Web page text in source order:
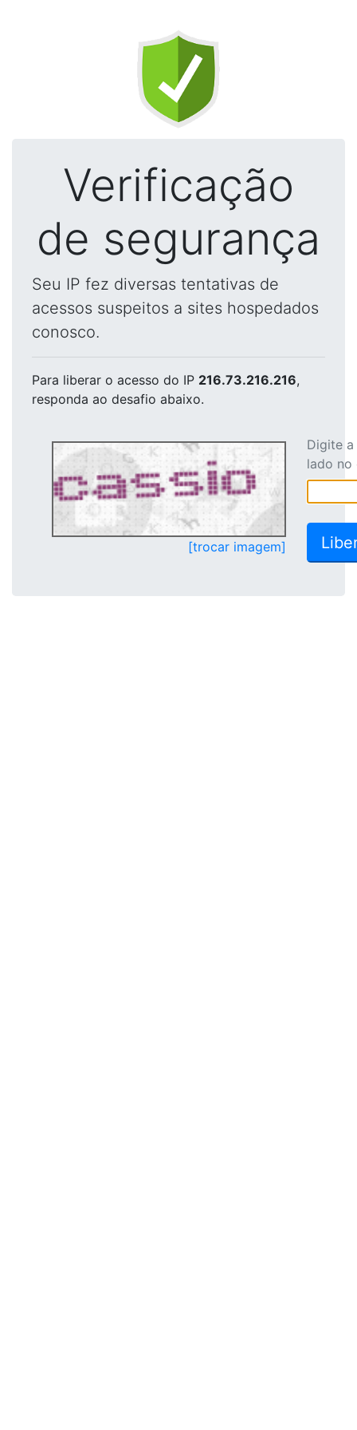
Verificação
de segurança
Seu IP fez diversas tentativas de
acessos suspeitos a sites hospedados
conosco.
Para liberar o acesso do IP 216.73.216.216,
responda ao desafio abaixo.
[trocar imagem]
Digite
lado no